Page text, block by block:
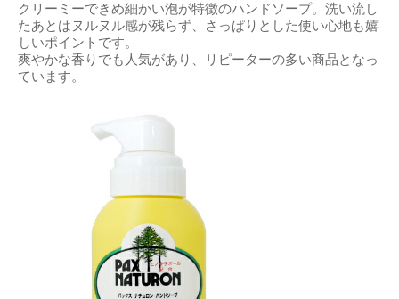
クリーミーできめ細かい泡が特徴のハンドソープ。洗い流し
たあとはヌルヌル感が残らず、さっぱりとした使い心地も嬉
しいポイントです。
爽やかな香りでも人気があり、リピーターの多い商品となっ
ています。